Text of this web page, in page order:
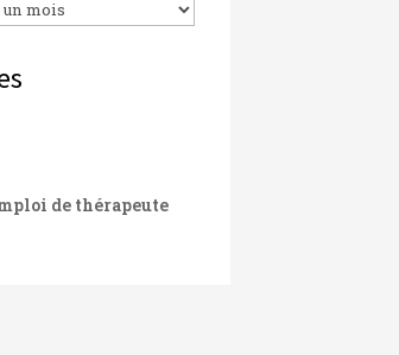
de thérapeute